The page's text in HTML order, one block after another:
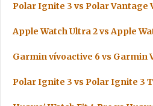
Polar Ignite 3 vs Polar Vantage
Apple Watch Ultra 2 vs Apple
Garmin vívoactive 6 vs Garmin
Polar Ignite 3 vs Polar Ignite 3